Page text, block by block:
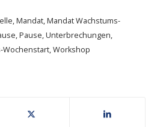
,Mandat,Mandat Wachstums-
,Pause,Unterbrechungen,
Wochenstart,Workshop